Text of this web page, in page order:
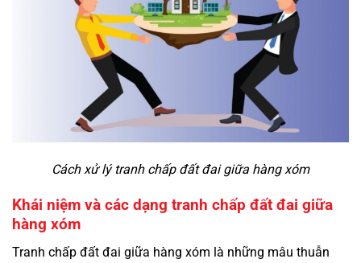
Cách xử lý tranh chấp đất đai giữa hàng xóm
Khái niệm và các dạng tranh chấp đất đai giữa
hàng xóm
Tranh chấp đất đai giữa hàng xóm là những mâu thuẫn